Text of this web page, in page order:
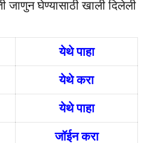
जाणुन घेण्यासाठी खाली दिलेली
येथे पाहा
येथे करा
येथे पाहा
जॉईन करा